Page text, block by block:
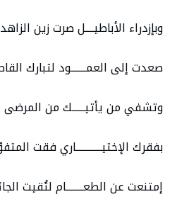
وبإزدراء الأباطيــــل صرت زين
صعدت إلى العمـــــــود لتبارك
وتشفي من يأتيــــــك من المرضى
بفقرك الإختيــــــــــــاري فقت
إمتنعت عن الطعــــــــام لتُقيت